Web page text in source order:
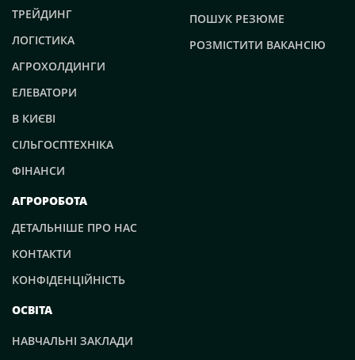
ТРЕЙДИНГ
ЛОГІСТИКА
АГРОХОЛДИНГИ
ЕЛЕВАТОРИ
В КИЄВІ
СІЛЬГОСПТЕХНІКА
ФІНАНСИ
ПОШУК РЕЗЮМЕ
РОЗМІСТИТИ ВАКАНСІЮ
АГРОРОБОТА
ДЕТАЛЬНІШЕ ПРО НАС
КОНТАКТИ
КОНФІДЕНЦІЙНІСТЬ
ОСВІТА
НАВЧАЛЬНІ ЗАКЛАДИ